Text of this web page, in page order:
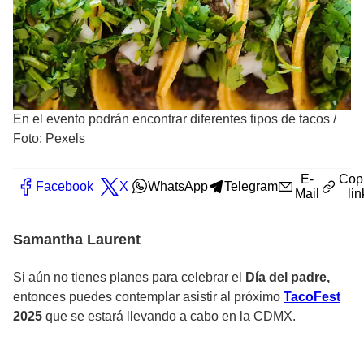
En el evento podrán encontrar diferentes tipos de tacos /
Foto: Pexels
Facebook X WhatsApp Telegram
E-
Mail
Samantha Laurent
Si aún no tienes planes para celebrar el
Día del padre,
entonces puedes contemplar asistir al próximo TacoFest
2025 que se estará llevando a cabo en la CDMX.